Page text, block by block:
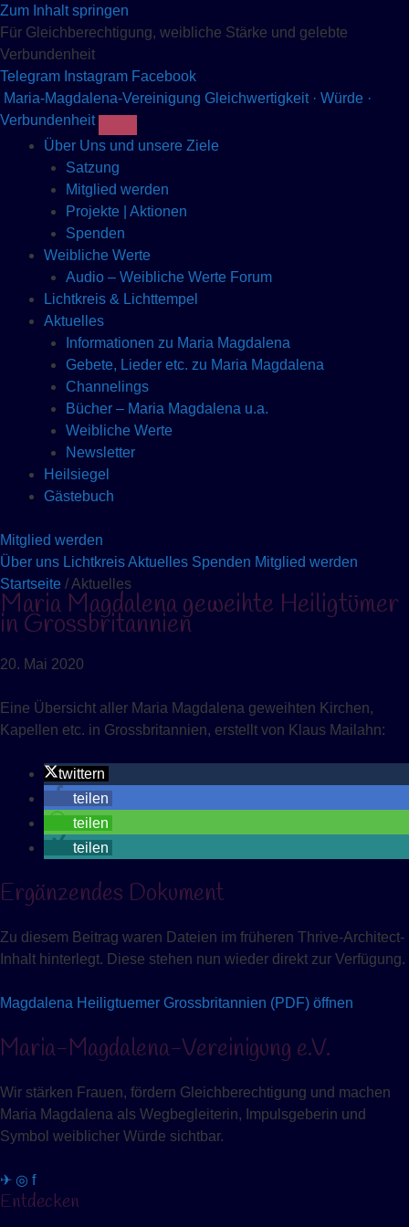
Zum Inhalt springen
Für Gleichberechtigung, weibliche Stärke und gelebte
Verbundenheit
Telegram Instagram Facebook
Maria-Magdalena-Vereinigung Gleichwertigkeit · Würde ·
Verbundenheit
Über Uns und unsere Ziele
Satzung
Mitglied werden
Projekte | Aktionen
Spenden
Weibliche Werte
Audio – Weibliche Werte Forum
Lichtkreis & Lichttempel
Aktuelles
Informationen zu Maria Magdalena
Gebete, Lieder etc. zu Maria Magdalena
Channelings
Bücher – Maria Magdalena u.a.
Weibliche Werte
Newsletter
Heilsiegel
Gästebuch
Mitglied werden
Über uns LichtkreisAktuelles Spenden Mitglied werden
Startseite / Aktuelles
Maria Magdalena geweihte Heiligtümer
in Grossbritannien
20. Mai 2020
Eine Übersicht aller Maria Magdalena geweihten Kirchen,
Kapellen etc. in Grossbritannien, erstellt von Klaus Mailahn:
twittern
teilen
teilen
teilen
Ergänzendes Dokument
Zu diesem Beitrag waren Dateien im früheren Thrive-Architect-
Inhalt hinterlegt. Diese stehen nun wieder direkt zur Verfügung.
Magdalena Heiligtuemer Grossbritannien (PDF) öffnen
Maria-Magdalena-Vereinigung e.V.
Wir stärken Frauen, fördern Gleichberechtigung und machen
Maria Magdalena als Wegbegleiterin, Impulsgeberin und
Symbol weiblicher Würde sichtbar.
✈ ◎ f
Entdecken